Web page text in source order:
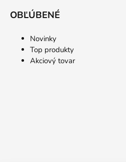
OBĽÚBENÉ
Novinky
Top produkty
Akciový tovar